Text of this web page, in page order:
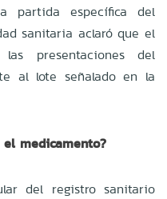
partida específica del
sanitaria aclaró que el
presentaciones del
al lote señalado en la
medicamento?
del registro sanitario